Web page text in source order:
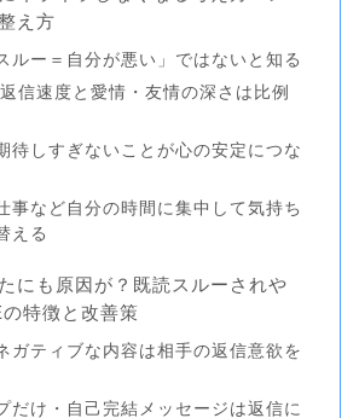
え方
ルー＝自分が悪い」ではないと知る
返信速度と愛情・友情の深さは比例
待しすぎないことが心の安定につな
事など自分の時間に集中して気持ち
える
にも原因が？既読スルーされや
特徴と改善策
ガティブな内容は相手の返信意欲を
だけ・自己完結メッセージは返信に